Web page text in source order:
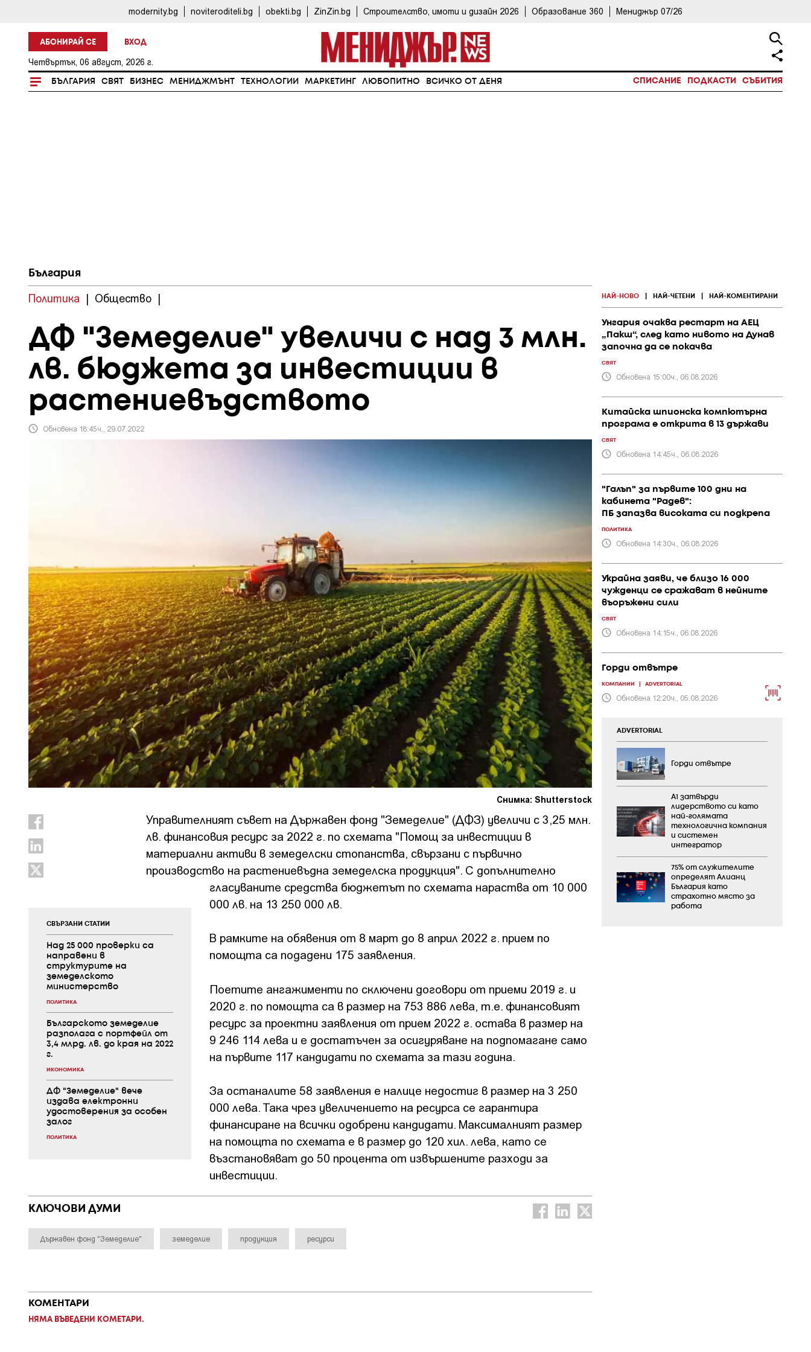
modernity.bg noviteroditeli.bg obekti.bg ZinZin.bg Строителство, имоти и дизайн 2026 Образование 360 Мениджър 07/26
АБОНИРАЙ СЕ ВХОД
Четвъртък, 06 август, 2026 г.
БЪЛГАРИЯ СВЯТ БИЗНЕС МЕНИДЖМЪНТ ТЕХНОЛОГИИ МАРКЕТИНГ ЛЮБОПИТНО ВСИЧКО ОТ ДЕНЯ СПИСАНИЕ ПОДКАСТИ СЪБИТИЯ
България
Политика | Общество |
ДФ "Земеделие" увеличи с над 3 млн.
лв. бюджета за инвестиции в
растениевъдството
Обновена 18:45ч., 29.07.2022
Снимка: Shutterstock
СВЪРЗАНИ СТАТИИ
Над 25 000 проверки са
направени в
структурите на
земеделското
министерство
ПОЛИТИКА
Българското земеделие
разполага с портфейл от
3,4 млрд. лв. до края на 2022
г.
ИКОНОМИКА
ДФ "Земеделие" вече
издава електронни
удостоверения за особен
залог
ПОЛИТИКА
Управителният съвет на Държавен фонд "Земеделие" (ДФЗ) увеличи с 3,25 млн.
лв. финансовия ресурс за 2022 г. по схемата "Помощ за инвестиции в
материални активи в земеделски стопанства, свързани с първично
производство на растениевъдна земеделска продукция". С допълнително
гласуваните средства бюджетът по схемата нараства от 10 000
000 лв. на 13 250 000 лв.
В рамките на обявения от 8 март до 8 април 2022 г. прием по
помощта са подадени 175 заявления.
Поетите ангажименти по сключени договори от приеми 2019 г. и
2020 г. по помощта са в размер на 753 886 лева, т.е. финансовият
ресурс за проектни заявления от прием 2022 г. остава в размер на
9 246 114 лева и е достатъчен за осигуряване на подпомагане само
на първите 117 кандидати по схемата за тази година.
За останалите 58 заявления е налице недостиг в размер на 3 250
000 лева. Така чрез увеличението на ресурса се гарантира
финансиране на всички одобрени кандидати. Максималният размер
на помощта по схемата е в размер до 120 хил. лева, като се
възстановяват до 50 процента от извършените разходи за
инвестиции.
КЛЮЧОВИ ДУМИ
Държавен фонд "Земеделие" земеделие продукция ресурси
КОМЕНТАРИ
НЯМА ВЪВЕДЕНИ КОМЕТАРИ.
НАЙ-НОВО НАЙ-ЧЕТЕНИ НАЙ-КОМЕНТИРАНИ
Унгария очаква рестарт на АЕЦ
„Пакш“, след като нивото на Дунав
започна да се покачва
СВЯТ
Обновена 15:00ч., 06.08.2026
Китайска шпионска компютърна
програма е открита в 13 държави
СВЯТ
Обновена 14:45ч., 06.08.2026
"Галъп" за първите 100 дни на
кабинета "Радев":
ПБ запазва високата си подкрепа
ПОЛИТИКА
Обновена 14:30ч., 06.08.2026
Украйна заяви, че близо 16 000
чужденци се сражават в нейните
въоръжени сили
СВЯТ
Обновена 14:15ч., 06.08.2026
Горди отвътре
КОМПАНИИ ADVERTORIAL
Обновена 12:20ч., 05.08.2026
ADVERTORIAL
Горди отвътре
А1 затвърди
лидерството си като
най-голямата
технологична компания
и системен
интегратор
75% от служителите
определят Алианц
България като
страхотно място за
работа